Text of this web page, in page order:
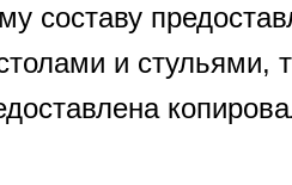
составу
и стульями,